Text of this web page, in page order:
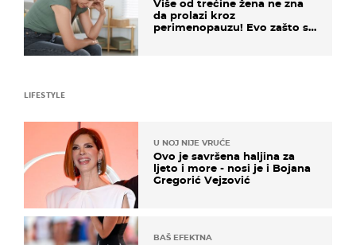
Više od trećine žena ne zna
da prolazi kroz
perimenopauzu! Evo zašto su
LIFESTYLE
U NOJ NIJE VRUĆE
Ovo je savršena haljina za
ljeto i more - nosi je i Bojana
Gregorić Vejzović
BAŠ EFEKTNA